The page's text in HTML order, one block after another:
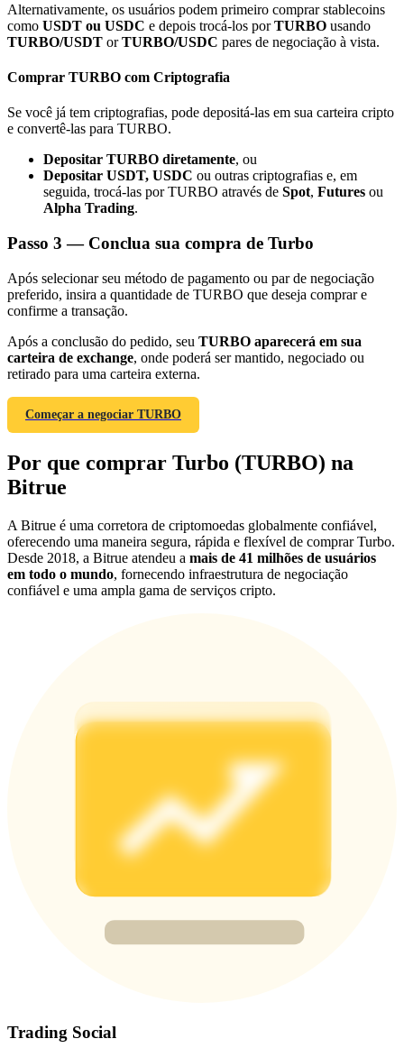
Até 65% de comissões!
Indicação
Convide um amigo para receber recompensas em dinheiro
BTC Welcome Rewards
BTC Welcome Rewards
Deposit & Trade BTC to Share 25000 USDT prize pool!
Deposit CASHCAT & Win
Exclusive for BitMart Users
Register & Trade to Win 500,000 USDT
Precious Metals Trading Carnival
Trade Gold & Silver · 33,333 USDT Bonus
USDT New User Exclusive 10% APR
BTC New User Exclusive: 6.5% APR
Alternativamente, os usuários podem primeiro comprar stablecoins
como USDT ou USDC e depois trocá-los porTURBO usando
TURBO/USDT orTURBO/USDC pares de negociação à vista.
Comprar TURBO com Criptografia
Se você já tem criptografias, pode depositá-las em sua carteira cripto
e convertê-las para TURBO.
Depositar TURBO diretamente, ou
Depositar USDT, USDC ou outras criptografias e, em
seguida, trocá-las por TURBO através de Spot, Futures ou
Alpha Trading.
Passo 3 — Conclua sua compra de Turbo
Após selecionar seu método de pagamento ou par de negociação
preferido, insira a quantidade de TURBO que deseja comprar e
confirme a transação.
Após a conclusão do pedido, seu TURBO aparecerá em sua
carteira de exchange, onde poderá ser mantido, negociado ou
retirado para uma carteira externa.
Começar a negociar TURBO
Por que comprar Turbo (TURBO) na
Bitrue
A Bitrue é uma corretora de criptomoedas globalmente confiável,
oferecendo uma maneira segura, rápida e flexível de comprar Turbo.
Desde 2018, a Bitrue atendeu a mais de 41 milhões de usuários
em todo o mundo, fornecendo infraestrutura de negociação
confiável e uma ampla gama de serviços cripto.
Trading Social